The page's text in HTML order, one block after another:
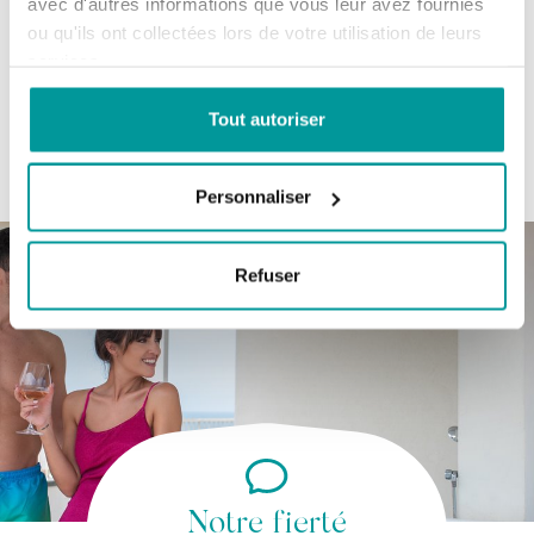
ou qu'ils ont collectées lors de votre utilisation de leurs
Tout autoriser
Personnaliser
Refuser
1 2 3 4 5
Notre fierté